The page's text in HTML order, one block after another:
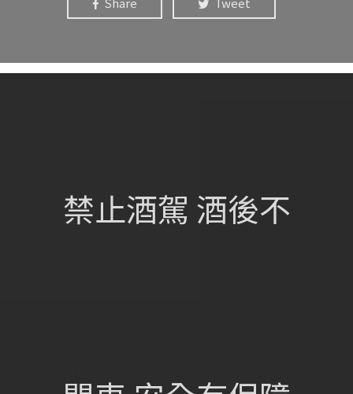
葡萄酒單
瀏覽收藏
禁止酒駕 酒後不